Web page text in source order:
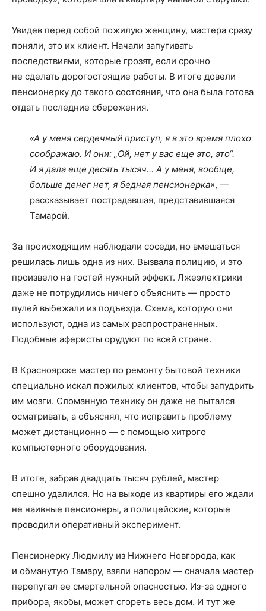
Увидев перед собой пожилую женщину, мастера сразу
поняли, это их клиент. Начали запугивать
последствиями, которые грозят, если срочно
не сделать дорогостоящие работы. В итоге довели
пенсионерку до такого состояния, что она была готова
отдать последние сбережения.
«А у меня сердечный приступ, я в это время плохо
соображаю. И они: „Ой, нет у вас еще это, это“.
И я дала еще десять тысяч… А у меня, вообще,
больше денег нет, я бедная пенсионерка», —
рассказывает пострадавшая, представившаяся
Тамарой.
За происходящим наблюдали соседи, но вмешаться
решилась лишь одна из них. Вызвала полицию, и это
произвело на гостей нужный эффект. Лжеэлектрики
даже не потрудились ничего объяснить — просто
пулей выбежали из подъезда. Схема, которую они
используют, одна из самых распространенных.
Подобные аферисты орудуют по всей стране.
В Красноярске мастер по ремонту бытовой техники
специально искал пожилых клиентов, чтобы запудрить
им мозги. Сломанную технику он даже не пытался
осматривать, а объяснял, что исправить проблему
может дистанционно — с помощью хитрого
компьютерного оборудования.
В итоге, забрав двадцать тысяч рублей, мастер
спешно удалился. Но на выходе из квартиры его ждали
не наивные пенсионеры, а полицейские, которые
проводили оперативный эксперимент.
Пенсионерку Людмилу из Нижнего Новгорода, как
и обманутую Тамару, взяли напором — сначала мастер
перепугал ее смертельной опасностью. Из-за одного
прибора, якобы, может сгореть весь дом. И тут же